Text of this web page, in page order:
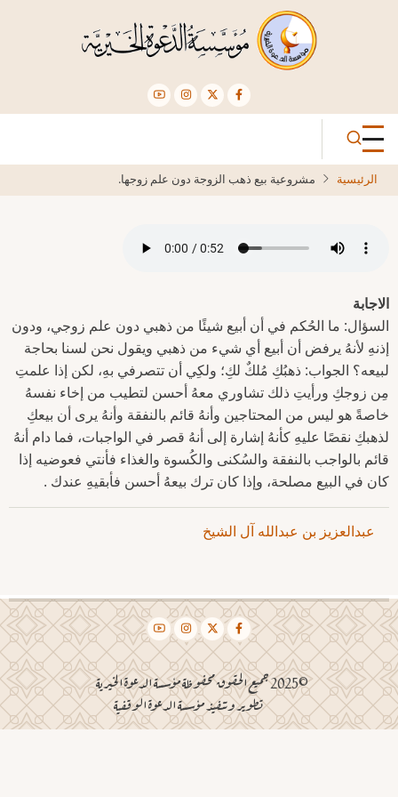
الرئيسية مشروعية بيع ذهب الزوجة دون علم زوجها.
الاجابة
السؤال: ما الحُكم في أن أبيع شيئًا من ذهبي دون علم زوجي، ودون
إذنهِ لأنهُ يرفض أن أبيع أي شيء من ذهبي ويقول نحن لسنا بحاجة
لبيعه؟ الجواب: ذهبُكِ مُلكٌ لكِ؛ ولكِي أن تتصرفي بهِ، لكن إذا علمتِ
مِن زوجكِ ورأيتِ ذلك تشاوري معهُ أحسن لتطيب من إخاء نفسهُ
خاصةً هو ليس من المحتاجين وأنهُ قائم بالنفقة وأنهُ يرى أن بيعكِ
لذهبكِ نقصًا عليهِ كأنهُ إشارة إلى أنهُ قصر في الواجبات، فما دام أنهُ
قائم بالواجب بالنفقة والسُكنى والكُسوة والغذاء فأنتي فعوضيه إذا
كان في البيع مصلحة، وإذا كان ترك بيعهُ أحسن فأبقيهِ عندك .
عبدالعزيز بن عبدالله آل الشيخ
©2025 جميع الحقوق محفوظة مؤسسة الدعوة الخيرية
تطوير وتنفيذ مؤسسة الدعوة الوقفية